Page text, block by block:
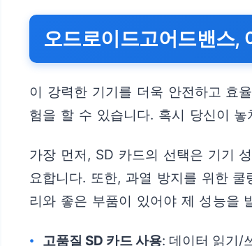
오드로이드고어드밴스,
이 강력한 기기를 더욱 안전하고 효
험을 할 수 있습니다. 혹시 당신이
가장 먼저, SD 카드의 선택은 기기
요합니다. 또한, 과열 방지를 위한
리와 좋은 부품이 있어야 제 성능을
고품질 SD 카드 사용: 데이터 읽기/